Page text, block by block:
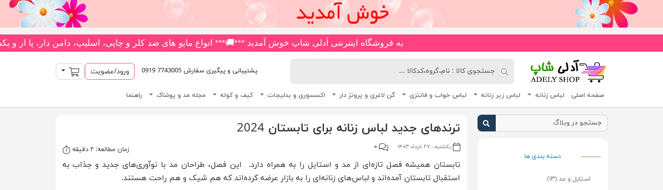
به فروشگاه اینترنتی آدلی شاپ خوش آمدید ***🚚*** انواع مایو های ضد کلر و چاپی، اسلیپ، دامن دار، پا ار و یکسره با بیش از 180 مدل متنوع *** جدیدترین و بیشترین تنوع بادی‌های یکسره فانتزی را از فروشگاه ما بخواهید! 👗 متنوع‌ترین کلکسیون جوراب‌های فانتزی
پشتیبانی و پیگیری سفارش 7743005 0919
ورود/عضویت سبد خرید
صفحه اصلی لباس زنانه لباس زیر زنانه لباس خواب و فانتزی گن لاغری و پروتز دار اکسسوری و بدلیجات کیف و کوله مجله مد و پوشاک راهنما
دسته بندی ها
استایل و مد (۱۳)
ترندهای جدید لباس زنانه برای تابستان 2024
یکشنبه ، ۲۷ خرداد ۱۴۰۳ ۰ زمان مطالعه: ۲ دقیقه
تابستان همیشه فصل تازه‌ای از مد و استایل را به همراه دارد. این فصل، طراحان مد با نوآوری‌های جدید و جذاب به
استقبال تابستان آمده‌اند و لباس‌های زنانه‌ای را به بازار عرضه کرده‌اند که هم شیک و هم راحت هستند.